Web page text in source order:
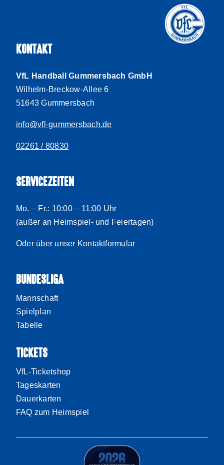
KONTAKT
VfL Handball Gummersbach GmbH
Wilhelm-Breckow-Allee 6
51643 Gummersbach
info@vfl-gummersbach.de
02261 / 80830
SERVICEZEITEN
Mo. – Fr.: 10:00 – 11:00 Uhr
(außer an Heimspiel- und Feiertagen)
Oder über unser Kontaktformular
BUNDESLIGA
Mannschaft
Spielplan
Tabelle
TICKETS
VfL-Ticketshop
Tageskarten
Dauerkarten
FAQ zum Heimspiel